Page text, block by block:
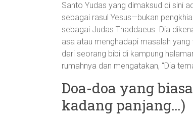
Santo Yudas yang dimaksud di sini
sebagai rasul Yesus—bukan
sebagai Judas Thaddaeus. Dia
asa atau menghadapi masalah
dari seorang bibi di kampung
rumahnya dan mengatakan, “Dia
Doa-doa yang
kadang panjang…)